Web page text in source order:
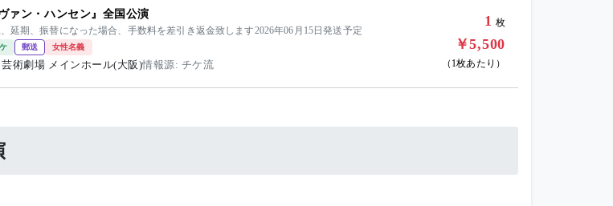
ァン・ハンセン』全国公演
延期、振替になった場合、手数料を差引き返金致します2026年06月15日発送予定
郵送 女性名義
術劇場 メインホール(大阪)情報源: チケ流
1 枚
￥5,500
（1枚あたり）